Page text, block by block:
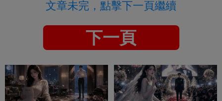
文章未完，點擊下一頁繼續
下一頁